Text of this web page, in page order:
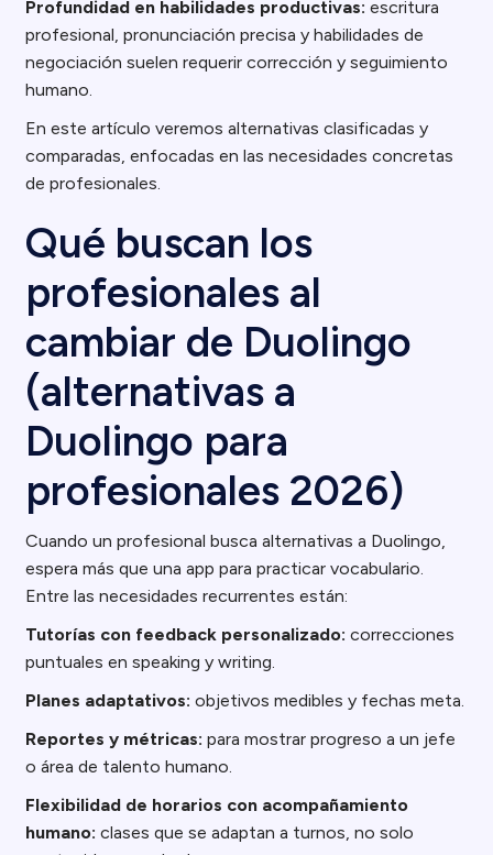
Profundidad en habilidades productivas: escritura
profesional, pronunciación precisa y habilidades de
negociación suelen requerir corrección y seguimiento
humano.
En este artículo veremos alternativas clasificadas y
comparadas, enfocadas en las necesidades concretas
de profesionales.
Qué buscan los
profesionales al
cambiar de Duolingo
(alternativas a
Duolingo para
profesionales 2026)
Cuando un profesional busca alternativas a Duolingo,
espera más que una app para practicar vocabulario.
Entre las necesidades recurrentes están:
Tutorías con feedback personalizado: correcciones
puntuales en speaking y writing.
Planes adaptativos: objetivos medibles y fechas meta.
Reportes y métricas: para mostrar progreso a un jefe
o área de talento humano.
Flexibilidad de horarios con acompañamiento
humano: clases que se adaptan a turnos, no solo